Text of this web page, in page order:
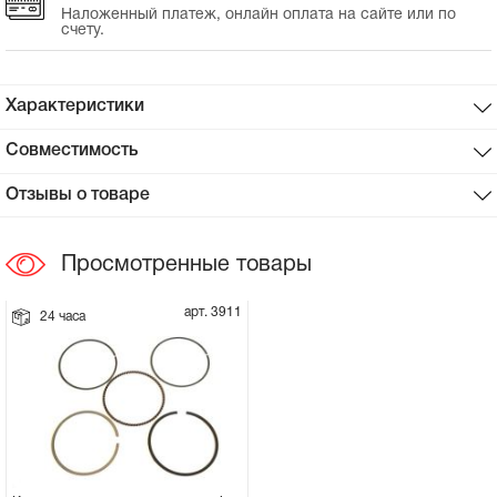
Сцепное устройство, шплинт
Свечи на мотоблок
Элементы управления, тросики на
Навесное и запчасти к нему
Наложенный платеж, онлайн оплата на сайте или по
счету.
Характеристики
Совместимость
Отзывы о товаре
Просмотренные товары
24 часа арт. 3911